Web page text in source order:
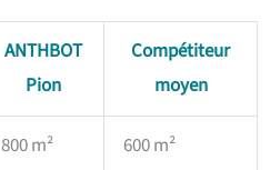
Tondeuse à gazon jusqu'à
0,22 acre : cette tondeuse
robot dispose également
d'une application
intelligente et d'un contrôle
Bluetooth, d'une tonte
ANTHBOT
Pion
Compétiteur
moyen
800 m² 600 m²